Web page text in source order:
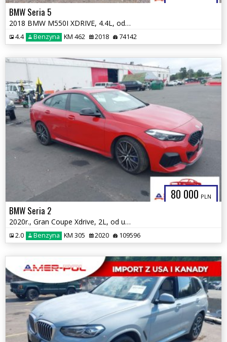
BMW Seria 5
2018 BMW M550I XDRIVE, 4.4L, od ubezpieczalni
4.4 Benzyna KM 462 2018 74142
80 000 PLN
BMW Seria 2
2020r., Gran Coupe Xdrive, 2L, od ubezpieczalni
2.0 Benzyna KM 305 2020 109596